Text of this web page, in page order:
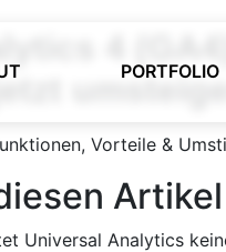
PORTFOLIO
4
Universal Analytics